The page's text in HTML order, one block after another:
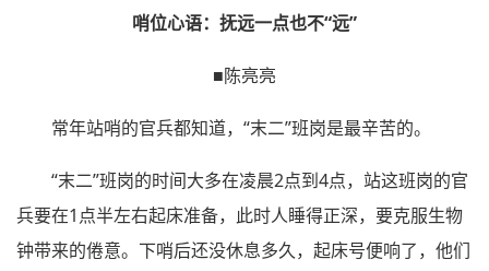
哨位心语：抚远一点也不“远”
■陈亮亮
常年站哨的官兵都知道，“末二”班岗是最辛苦的。
“末二”班岗的时间大多在凌晨2点到4点，站这班岗的官
兵要在1点半左右起床准备，此时人睡得正深，要克服生物
钟带来的倦意。下哨后还没休息多久，起床号便响了，他们